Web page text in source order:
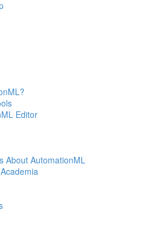
Editor
About AutomationML